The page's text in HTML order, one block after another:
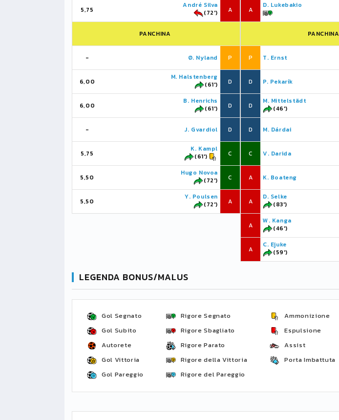
5,75
André Silva
(72')
A
PANCHINA
- Ø. Nyland P
6,00
M. Halstenberg
(61')
D
6,00
B. Henrichs
(61')
D
- J. Gvardiol D
5,75
K. Kampl
(61')
C
5,50
Hugo Novoa
(72')
C
5,50
Y. Poulsen
(72')
A
A
D. Lukebakio
PANCHINA
P T. Ernst
D P. Pekarík
D
M. Mittelstädt
(46')
D M. Dárdai
C V. Darida
A K. Boateng
A
D. Selke
(83')
A
W. Kanga
(46')
A
C. Ejuke
(59')
LEGENDA BONUS/MALUS
Gol Segnato
Gol Subito
Autorete
Gol Vittoria
Gol Pareggio
Rigore Segnato
Rigore Sbagliato
Rigore Parato
Rigore della Vittoria
Rigore del Pareggio
Ammonizione
Espulsione
Assist
Porta Imbattuta